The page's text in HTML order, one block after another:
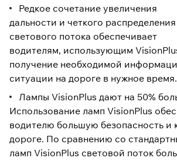
Редкое сочетание увеличения
дальности и четкого распределения
светового потока обеспечивает
водителям, использующим
получение необходимой
ситуации на дороге в нужное время.
Лампы VisionPlus дают на 50%
Использование ламп VisionPlus
водителю большую безопасность и
дороге. По сравнению со
ламп VisionPlus световой поток